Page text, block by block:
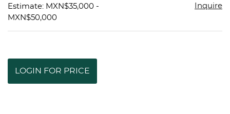
Estimate: MXN$35,000 -
MXN$50,000
Inquire
LOGIN FOR PRICE